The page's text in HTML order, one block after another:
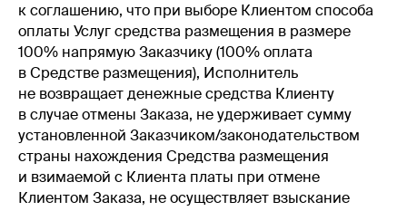
к соглашению, что при выборе Клиентом способа
оплаты Услуг средства размещения в размере
100% напрямую Заказчику (100% оплата
в Средстве размещения), Исполнитель
не возвращает денежные средства Клиенту
в случае отмены Заказа, не удерживает сумму
установленной Заказчиком/законодательством
страны нахождения Средства размещения
и взимаемой с Клиента платы при отмене
Клиентом Заказа, не осуществляет взыскание